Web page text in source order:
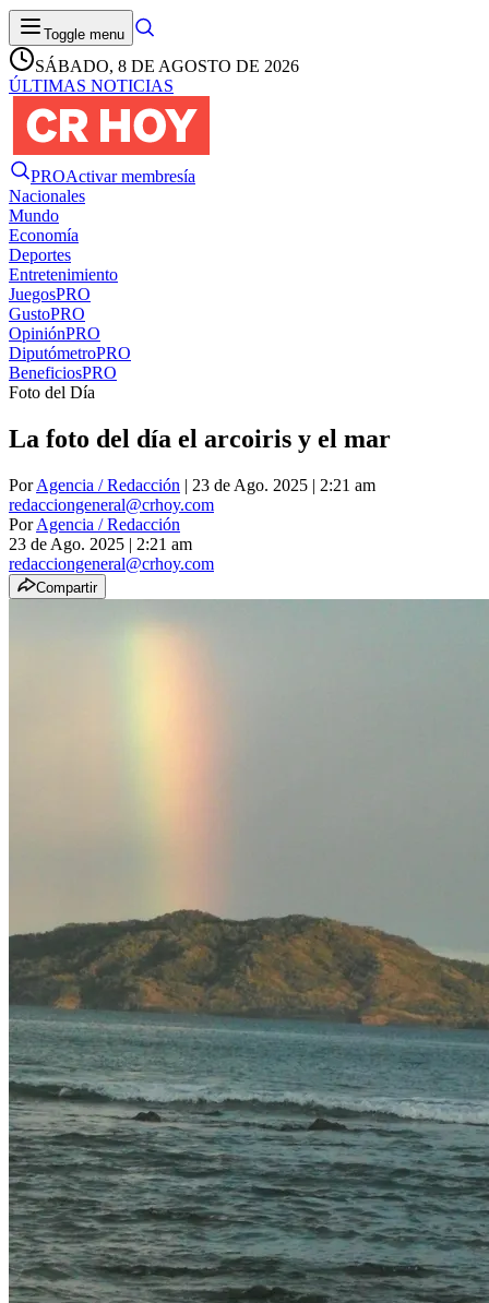
Toggle menu
SÁBADO, 8 DE AGOSTO DE 2026
ÚLTIMAS NOTICIAS
PROActivar membresía
Nacionales
Mundo
Economía
Deportes
Entretenimiento
JuegosPRO
GustoPRO
OpiniónPRO
DiputómetroPRO
BeneficiosPRO
Foto del Día
La foto del día el arcoiris y el mar
PorAgencia / Redacción | 23 de Ago. 2025 | 2:21 am
redacciongeneral@crhoy.com
PorAgencia / Redacción
23 de Ago. 2025 | 2:21 am
redacciongeneral@crhoy.com
Compartir